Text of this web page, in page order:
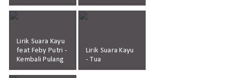
Lirik Suara Kayu
feat Feby Putri -
Kembali Pulang
Lirik Suara Kayu
- Tua